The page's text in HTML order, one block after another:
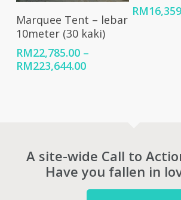
Select Options
Marquee Tent – lebar
10meter (30 kaki)
RM22,785.00 –
RM223,644.00Price
RM
A site-wide Call to
Have you fallen in